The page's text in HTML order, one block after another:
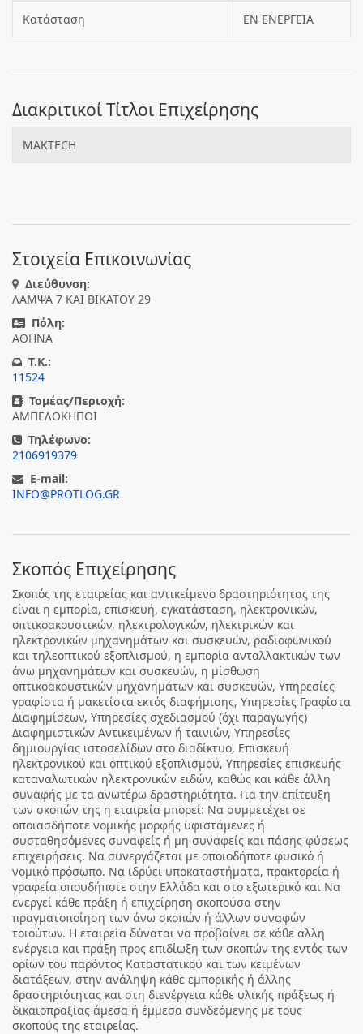
Κατάσταση ΕΝ ΕΝΕΡΓΕΙΑ
Διακριτικοί Τίτλοι Επιχείρησης
MAKTECH
Στοιχεία Επικοινωνίας
Διεύθυνση:
ΛΑΜΨΑ 7 ΚΑΙ ΒΙΚΑΤΟΥ 29
Πόλη:
ΑΘΗΝΑ
T.K.:
11524
Τομέας/Περιοχή:
ΑΜΠΕΛΟΚΗΠΟΙ
Τηλέφωνο:
2106919379
E-mail:
INFO@PROTLOG.GR
Σκοπός Επιχείρησης
Σκοπός της εταιρείας και αντικείμενο δραστηριότητας της
είναι η εμπορία, επισκευή, εγκατάσταση, ηλεκτρονικών,
οπτικοακουστικών, ηλεκτρολογικών, ηλεκτρικών και
ηλεκτρονικών μηχανημάτων και συσκευών, ραδιοφωνικού
και τηλεοπτικού εξοπλισμού, η εμπορία ανταλλακτικών των
άνω μηχανημάτων και συσκευών, η μίσθωση
οπτικοακουστικών μηχανημάτων και συσκευών, Υπηρεσίες
γραφίστα ή μακετίστα εκτός διαφήμισης, Υπηρεσίες Γραφίστα
Διαφημίσεων, Υπηρεσίες σχεδιασμού (όχι παραγωγής)
Διαφημιστικών Αντικειμένων ή ταινιών, Υπηρεσίες
δημιουργίας ιστοσελίδων στο διαδίκτυο, Επισκευή
ηλεκτρονικού και οπτικού εξοπλισμού, Υπηρεσίες επισκευής
καταναλωτικών ηλεκτρονικών ειδών, καθώς και κάθε άλλη
συναφής με τα ανωτέρω δραστηριότητα. Για την επίτευξη
των σκοπών της η εταιρεία μπορεί: Να συμμετέχει σε
οποιασδήποτε νομικής μορφής υφιστάμενες ή
συσταθησόμενες συναφείς ή μη συναφείς και πάσης φύσεως
επιχειρήσεις. Να συνεργάζεται με οποιοδήποτε φυσικό ή
νομικό πρόσωπο. Να ιδρύει υποκαταστήματα, πρακτορεία ή
γραφεία οπουδήποτε στην Ελλάδα και στο εξωτερικό και Να
ενεργεί κάθε πράξη ή επιχείρηση σκοπούσα στην
πραγματοποίηση των άνω σκοπών ή άλλων συναφών
τοιούτων. Η εταιρεία δύναται να προβαίνει σε κάθε άλλη
ενέργεια και πράξη προς επιδίωξη των σκοπών της εντός των
ορίων του παρόντος Καταστατικού και των κειμένων
διατάξεων, στην ανάληψη κάθε εμπορικής ή άλλης
δραστηριότητας και στη διενέργεια κάθε υλικής πράξεως ή
δικαιοπραξίας άμεσα ή έμμεσα συνδεόμενης με τους
σκοπούς της εταιρείας.